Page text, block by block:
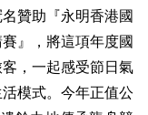
贊助『永明香港國
』，將這項年度國
，一起感受節日氣
模式。今年正值公